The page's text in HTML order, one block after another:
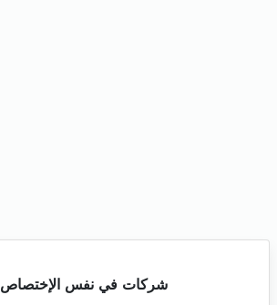
شركات في نفس الإختصاص